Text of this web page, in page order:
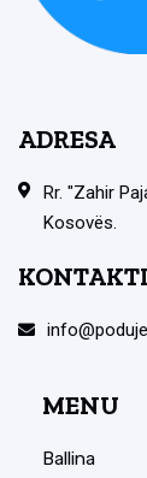
ADRESA
Rr. "Zahir
Kosovës.
KONTAKTI
MENU
Ballina